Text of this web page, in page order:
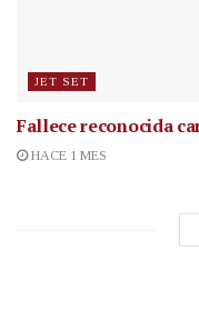
JET SET
Fallece reconocida
HACE 1 MES